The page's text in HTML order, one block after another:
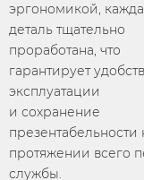
эргономикой,
деталь тщательно
проработана, что
гарантирует
эксплуатации
и сохранение
презентабельности
протяжении всего
службы.